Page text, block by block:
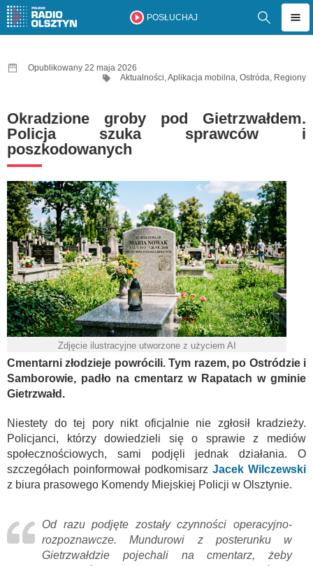
POSŁUCHAJ
Opublikowany 22 maja 2026
Aktualności,Aplikacja mobilna, Ostróda, Regiony
Okradzione groby pod Gietrzwałdem.
Policja szuka sprawców i
poszkodowanych
Zdjęcie ilustracyjne utworzone z użyciem AI
Cmentarni złodzieje powrócili. Tym razem, po Ostródzie i
Samborowie, padło na cmentarz w Rapatach w gminie
Gietrzwałd.
Niestety do tej pory nikt oficjalnie nie zgłosił kradzieży.
Policjanci, którzy dowiedzieli się o sprawie z mediów
społecznościowych, sami podjęli jednak działania. O
szczegółach poinformował podkomisarz Jacek Wilczewski
z biura prasowego Komendy Miejskiej Policji w Olsztynie.
Od razu podjęte zostały czynności operacyjno-
rozpoznawcze. Mundurowi z posterunku w
Gietrzwałdzie pojechali na cmentarz, żeby